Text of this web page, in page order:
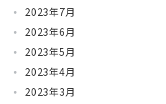
2023年7月
2023年6月
2023年5月
2023年4月
2023年3月